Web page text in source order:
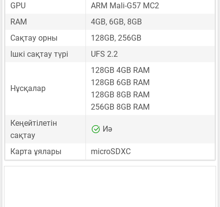
GPU
ARM Mali-G57 MC2
RAM
4GB, 6GB, 8GB
Сақтау орны
128GB, 256GB
Ішкі сақтау түрі
UFS 2.2
Нұсқалар
128GB 4GB RAM
128GB 6GB RAM
128GB 8GB RAM
256GB 8GB RAM
Кеңейтілетін
сақтау
Иә
Карта ұялары microSDXC